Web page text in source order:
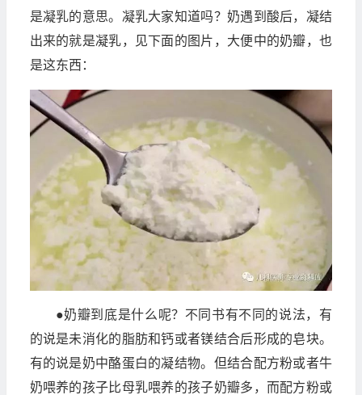
是凝乳的意思。凝乳大家知道吗？奶遇到酸后，凝结
出来的就是凝乳，见下面的图片，大便中的奶瓣，也
是这东西：
●奶瓣到底是什么呢？不同书有不同的说法，有
的说是未消化的脂肪和钙或者镁结合后形成的皂块。
有的说是奶中酪蛋白的凝结物。但结合配方粉或者牛
奶喂养的孩子比母乳喂养的孩子奶瓣多，而配方粉或